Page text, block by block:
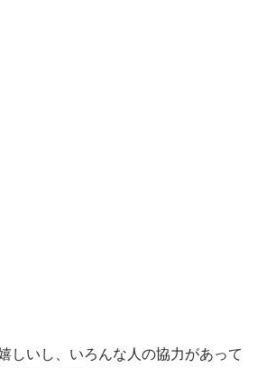
しいし、いろんな人の協力があって